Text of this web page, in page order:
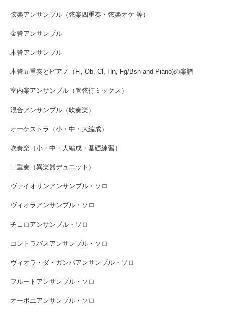
弦楽アンサンブル（弦楽四重奏・弦楽オケ 等）
金管アンサンブル
木管アンサンブル
木管五重奏とピアノ（Fl, Ob, Cl, Hn, Fg/Bsn and Piano)の楽譜
室内楽アンサンブル（管弦打ミックス）
混合アンサンブル（吹奏楽）
オーケストラ（小・中・大編成）
吹奏楽（小・中・大編成・基礎練習）
二重奏（異楽器デュエット）
ヴァイオリンアンサンブル・ソロ
ヴィオラアンサンブル・ソロ
チェロアンサンブル・ソロ
コントラバスアンサンブル・ソロ
ヴィオラ・ダ・ガンバアンサンブル・ソロ
フルートアンサンブル・ソロ
オーボエアンサンブル・ソロ